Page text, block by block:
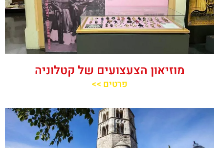
מוזיאון הצעצועים של קטלוניה
פרטים >>